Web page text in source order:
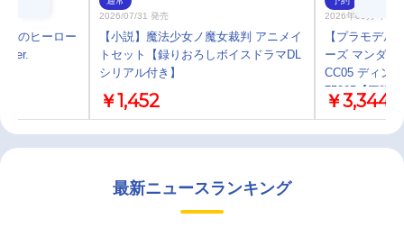
僕のヒーロー
ver.
2026/07/31 発売
【小説】魔法少女ノ魔女裁判 アニメイ
トセット【録りおろしボイスドラマDL
シリアル付き】
￥1,452
2026年09月 中 発
【プラモデル
ーズ マンダロ
CC05 ディン
75805【再販】
￥3,344
最新ニュースランキング